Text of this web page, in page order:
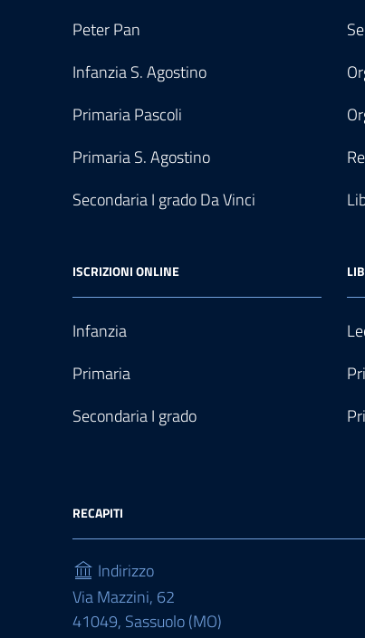
Peter Pan
Infanzia S. Agostino
Primaria Pascoli
Primaria S. Agostino
Secondaria I grado Da Vinci
ISCRIZIONI ONLINE
Infanzia
Primaria
Secondaria I grado
RECAPITI
Indirizzo
Via Mazzini, 62
41049, Sassuolo (MO)